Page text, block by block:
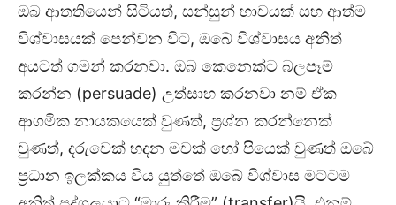
ඔබ ආතතියෙන් සිටියත්, සන්සුන් භාවයක් සහ ආත්ම
විශ්වාසයක් පෙන්වන විට, ඔබේ විශ්වාසය අනිත්
අයටත් ගමන් කරනවා. ඔබ කෙනෙක්ට බලපෑම්
කරන්න (persuade) උත්සාහ කරනවා නම් ඒක
ආගමික නායකයෙක් වුණත්, ප්‍රශ්න කරන්නෙක්
වුණත්, දරුවෙක් හදන මවක් හෝ පියෙක් වුණත් ඔබේ
ප්‍රධාන ඉලක්කය විය යුත්තේ ඔබේ විශ්වාස මට්ටම